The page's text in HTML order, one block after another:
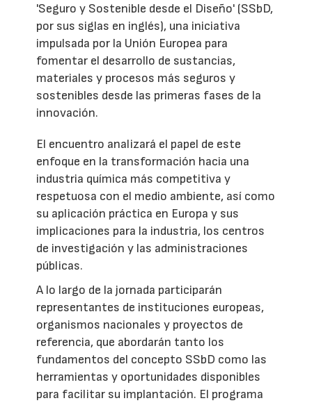
'Seguro y Sostenible desde el Diseño' (SSbD,
por sus siglas en inglés), una iniciativa
impulsada por la Unión Europea para
fomentar el desarrollo de sustancias,
materiales y procesos más seguros y
sostenibles desde las primeras fases de la
innovación.
El encuentro analizará el papel de este
enfoque en la transformación hacia una
industria química más competitiva y
respetuosa con el medio ambiente, así como
su aplicación práctica en Europa y sus
implicaciones para la industria, los centros
de investigación y las administraciones
públicas.
A lo largo de la jornada participarán
representantes de instituciones europeas,
organismos nacionales y proyectos de
referencia, que abordarán tanto los
fundamentos del concepto SSbD como las
herramientas y oportunidades disponibles
para facilitar su implantación. El programa